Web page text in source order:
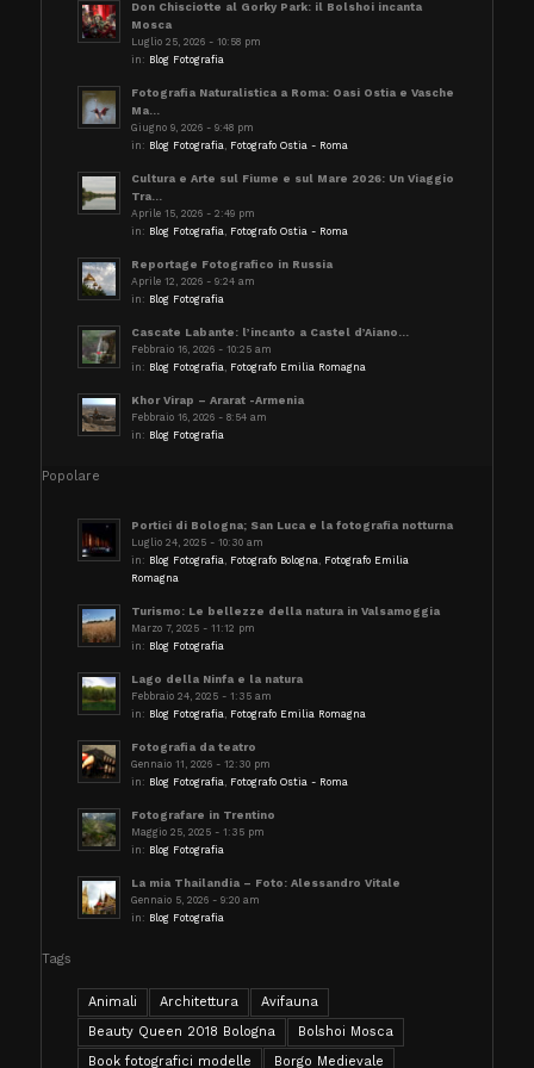
Don Chisciotte al Gorky Park: il Bolshoi incanta
Mosca
Luglio 25, 2026 - 10:58 pm
in: Blog Fotografia
Fotografia Naturalistica a Roma: Oasi Ostia e Vasche
Ma...
Giugno 9, 2026 - 9:48 pm
in: Blog Fotografia Fotografo Ostia - Roma
Cultura e Arte sul Fiume e sul Mare 2026: Un Viaggio
Tra...
Aprile 15, 2026 - 2:49 pm
in: Blog Fotografia Fotografo Ostia - Roma
Reportage Fotografico in Russia
Aprile 12, 2026 - 9:24 am
in: Blog Fotografia
Cascate Labante: l’incanto a Castel d’Aiano...
Febbraio 16, 2026 - 10:25 am
in: Blog Fotografia Fotografo Emilia Romagna
Khor Virap – Ararat -Armenia
Febbraio 16, 2026 - 8:54 am
in: Blog Fotografia
Popolare
Portici di Bologna; San Luca e la fotografia notturna
Luglio 24, 2025 - 10:30 am
in: Blog Fotografia Fotografo Bologna
Fotografo Emilia
Romagna
Turismo: Le bellezze della natura in Valsamoggia
Marzo 7, 2025 - 11:12 pm
in: Blog Fotografia
Lago della Ninfa e la natura
Febbraio 24, 2025 - 1:35 am
in: Blog Fotografia Fotografo Emilia Romagna
Fotografia da teatro
Gennaio 11, 2026 - 12:30 pm
in: Blog Fotografia Fotografo Ostia - Roma
Fotografare in Trentino
Maggio 25, 2025 - 1:35 pm
in: Blog Fotografia
La mia Thailandia – Foto: Alessandro Vitale
Gennaio 5, 2026 - 9:20 am
in: Blog Fotografia
Tags
Animali Architettura
Avifauna
Beauty Queen 2018 Bologna
Bolshoi Mosca
Book fotografici modelle
Borgo Medievale